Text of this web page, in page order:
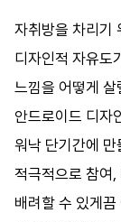
자취방을 차리기
디자인적 자유도
느낌을 어떻게 살
안드로이드 디자
워낙 단기간에 만
적극적으로 참여 ,
배려할 수 있게끔